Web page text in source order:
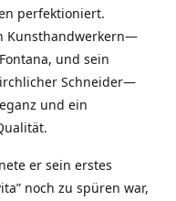
perfektioniert.
Kunsthandwerkern—
und sein
Schneider—
und ein
er sein erstes
noch zu spüren war,